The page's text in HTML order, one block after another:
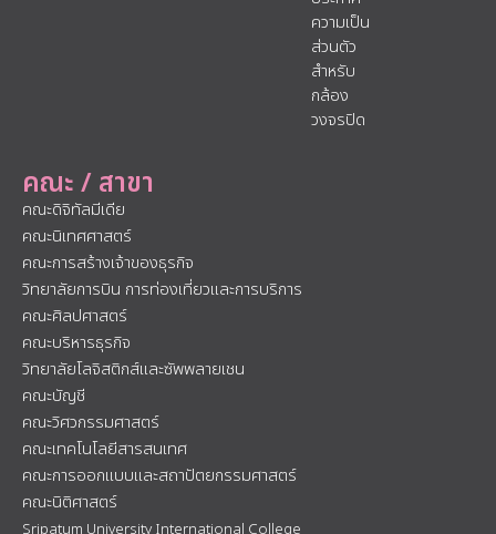
คณะ / สาขา
คณะดิจิทัลมีเดีย
คณะนิเทศศาสตร์
คณะการสร้างเจ้าของธุรกิจ
วิทยาลัยการบิน การท่องเที่ยวและการบริการ
คณะศิลปศาสตร์
คณะบริหารธุรกิจ
วิทยาลัยโลจิสติกส์และซัพพลายเชน
คณะบัญชี
คณะวิศวกรรมศาสตร์
คณะเทคโนโลยีสารสนเทศ
คณะการออกแบบและสถาปัตยกรรมศาสตร์
คณะนิติศาสตร์
ความเป็น
ส่วนตัว
สำหรับ
กล้อง
วงจรปิด